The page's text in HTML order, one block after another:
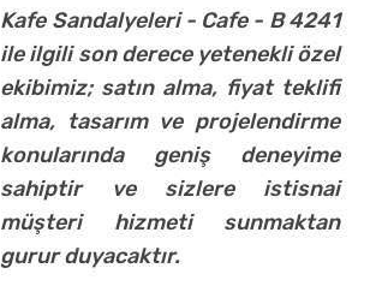
Kafe Sandalyeleri - Cafe - B 4241
ile ilgili son derece yetenekli özel
ekibimiz; satın alma, fiyat teklifi
alma, tasarım ve projelendirme
konularında geniş deneyime
sahiptir ve sizlere istisnai
müşteri hizmeti sunmaktan
gurur duyacaktır.